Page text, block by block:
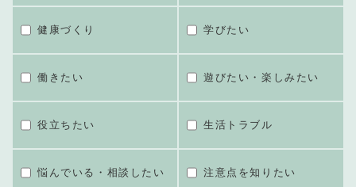
健康づくり 学びたい
働きたい 遊びたい・楽しみたい
役立ちたい 生活トラブル
悩んでいる・相談したい 注意点を知りたい